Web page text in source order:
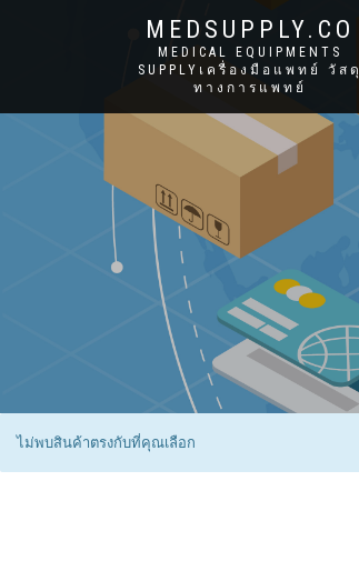
MEDSUPPLY.CO
MEDICAL EQUIPMENTS
SUPPLYเครื่องมือแพทย์ วัสดุ
ทางการแพทย์
ไม่พบสินค้าตรงกับที่คุณเลือก